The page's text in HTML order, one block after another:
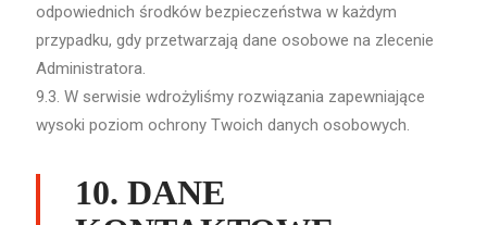
odpowiednich środków bezpieczeństwa w każdym
przypadku, gdy przetwarzają dane osobowe na zlecenie
Administratora.
9.3. W serwisie wdrożyliśmy rozwiązania zapewniające
wysoki poziom ochrony Twoich danych osobowych.
10. DANE